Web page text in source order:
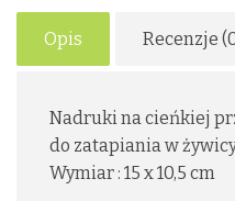
Opis Recenzje
Nadruki na cieńkiej
do zatapiania w
Wymiar : 15 x 10,5 cm